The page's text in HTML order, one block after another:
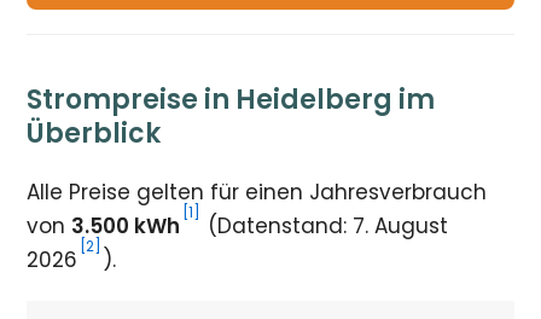
Strompreise in Heidelberg im
Überblick
Alle Preise gelten für einen Jahresverbrauch
von 3.500 kWh [1]
(Datenstand: 7. August
2026 [2] ).